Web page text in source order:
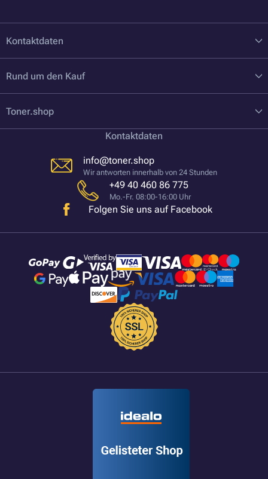
Kontaktdaten
Rund um den Kauf
Toner.shop
Kontaktdaten
info@toner.shop
Wir antworten innerhalb von 24 Stunden
+49 40 460 86 775
Mo.-Fr. 08:00-16:00 Uhr
Folgen Sie uns auf Facebook